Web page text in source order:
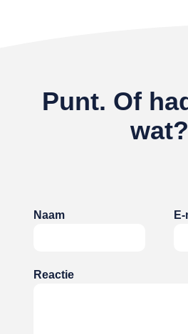
Punt. Of
wat?
Naam E-
Reactie